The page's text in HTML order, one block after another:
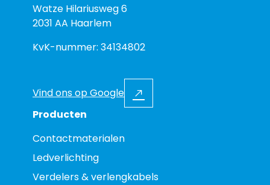
Watze Hilariusweg 6
2031 AA Haarlem
KvK-nummer: 34134802
Vind ons op Google
Producten
Contactmaterialen
Ledverlichting
Verdelers & verlengkabels